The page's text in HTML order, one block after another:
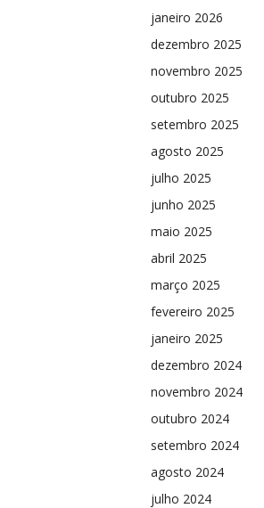
janeiro 2026
dezembro 2025
novembro 2025
outubro 2025
setembro 2025
agosto 2025
julho 2025
junho 2025
maio 2025
abril 2025
março 2025
fevereiro 2025
janeiro 2025
dezembro 2024
novembro 2024
outubro 2024
setembro 2024
agosto 2024
julho 2024